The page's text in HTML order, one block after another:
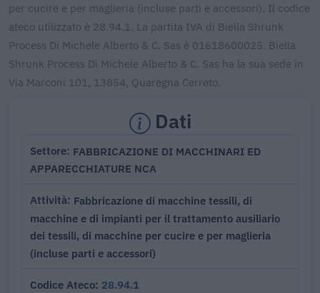
per cucire e per maglieria (incluse parti e accessori). Il codice
ateco utilizzato è 28.94.1. La partita IVA di Biella Shrunk
Process Di Michele Alberto & C. Sas è 01618600025. Biella
Shrunk Process Di Michele Alberto & C. Sas ha la sua sede in
Via Marconi 101, 13854, Quaregna Cerreto.
Dati
Settore FABBRICAZIONE DI MACCHINARI ED
APPARECCHIATURE NCA
Attività Fabbricazione di macchine tessili, di
macchine e di impianti per il trattamento ausiliario
dei tessili, di macchine per cucire e per maglieria
(incluse parti e accessori)
Codice Ateco 28.94.1